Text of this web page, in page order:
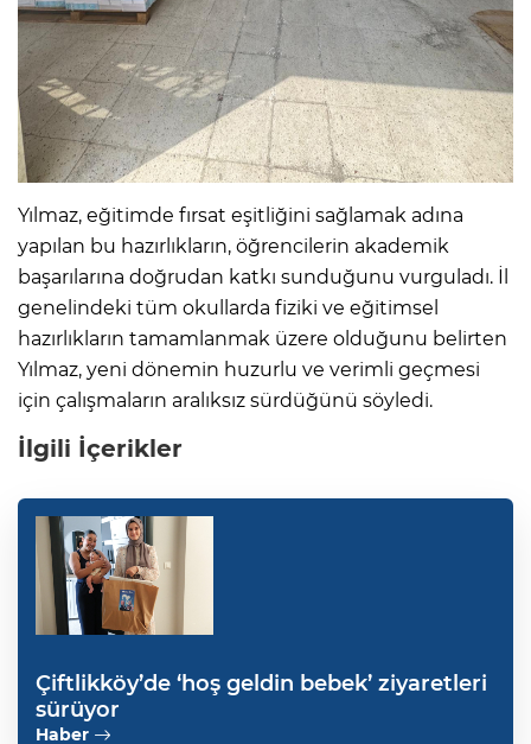
Yılmaz, eğitimde fırsat eşitliğini sağlamak adına
yapılan bu hazırlıkların, öğrencilerin akademik
başarılarına doğrudan katkı sunduğunu vurguladı. İl
genelindeki tüm okullarda fiziki ve eğitimsel
hazırlıkların tamamlanmak üzere olduğunu belirten
Yılmaz, yeni dönemin huzurlu ve verimli geçmesi
için çalışmaların aralıksız sürdüğünü söyledi.
İlgili İçerikler
Çiftlikköy’de ‘hoş geldin bebek’ ziyaretleri
sürüyor
Haber